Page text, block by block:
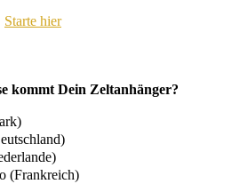
Starte hier
kommt Dein Zeltanhänger?
(Frankreich)